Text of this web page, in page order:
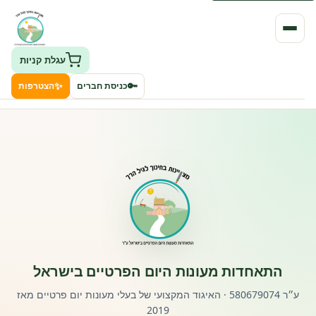
פורטל לוח מודעות דרושים עובדים
עגלת קניות
🔑כניסת חברים ✨הצטרפות
התאחדות מעונות היום הפרטיים בישראל
ע״ר 580679074 · האיגוד המקצועי של בעלי מעונות יום פרטיים מאז
2019